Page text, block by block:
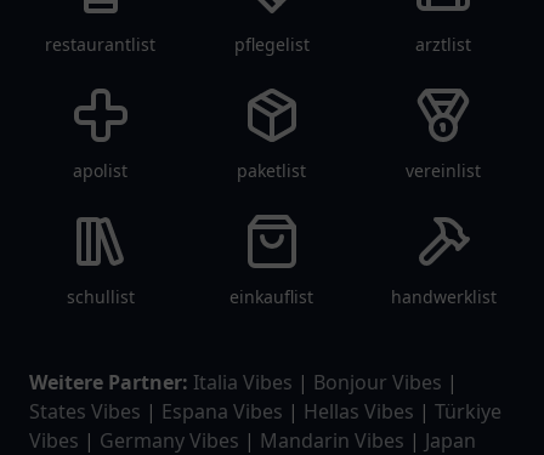
restaurantlist pflegelist arztlist
apolist paketlist vereinlist
schullist einkauflist handwerklist
Weitere Partner: Italia Vibes | Bonjour Vibes |
States Vibes | Espana Vibes | Hellas Vibes | Türkiye
Vibes | Germany Vibes | Mandarin Vibes | Japan